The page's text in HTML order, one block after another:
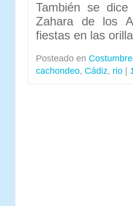
También se
Zahara de los
fiestas en las
Posteado en
cachondeo, Cádiz, rio